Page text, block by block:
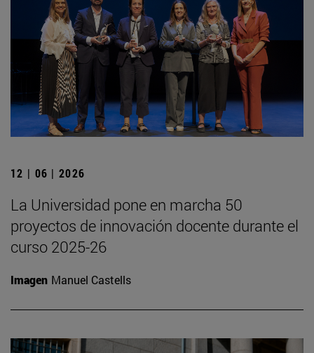
12 | 06 | 2026
La Universidad pone en marcha 50
proyectos de innovación docente durante el
curso 2025-26
Imagen Manuel Castells